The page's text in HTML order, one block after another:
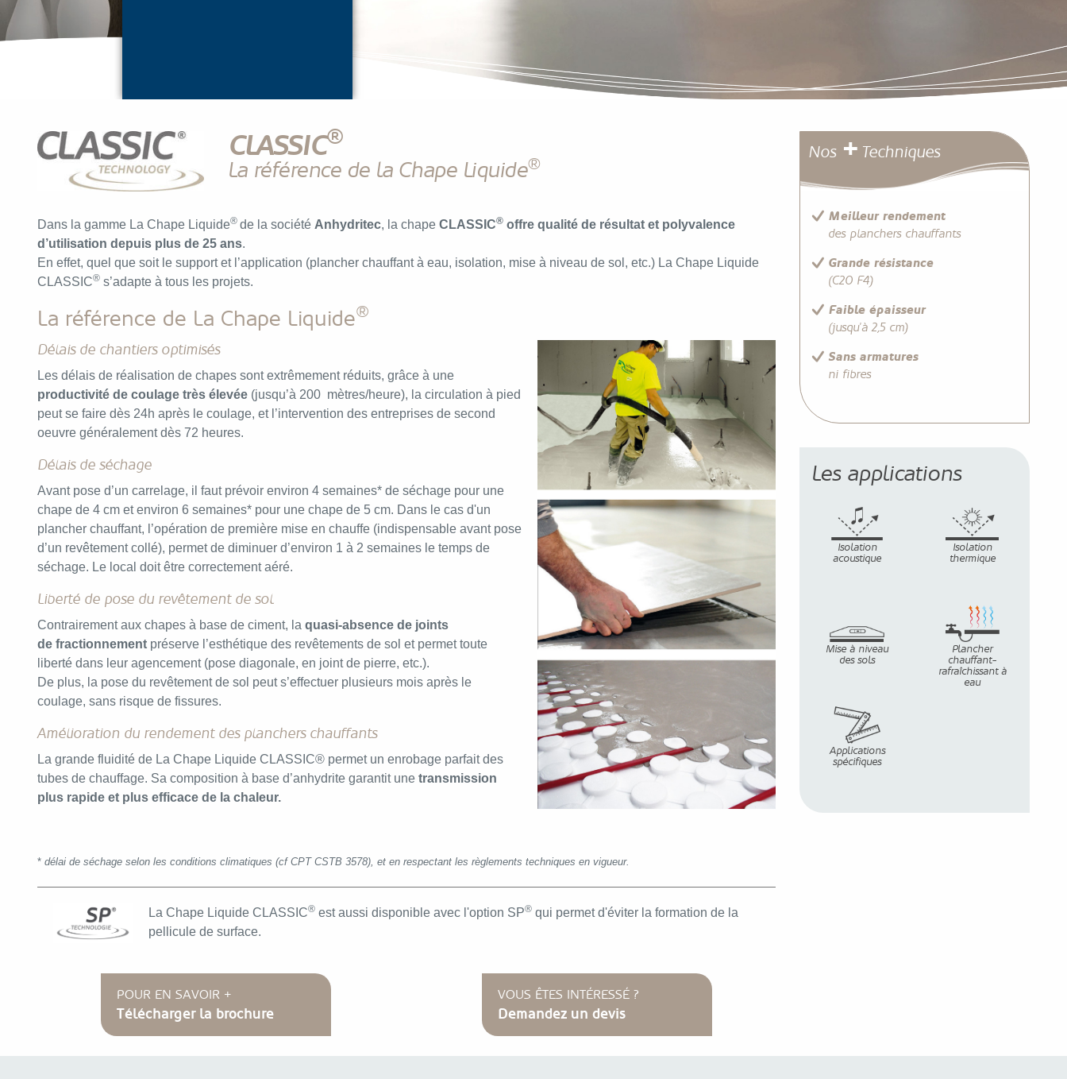
CLASSIC®
La référence de la Chape Liquide®
Dans la gamme La Chape Liquide® de la société Anhydritec, la chape CLASSIC® offre qualité de résultat et polyvalence
d’utilisation depuis plus de 25 ans.
En effet, quel que soit le support et l’application (plancher chauffant à eau, isolation, mise à niveau de sol, etc.) La Chape Liquide
CLASSIC® s’adapte à tous les projets.
La référence de La Chape Liquide®
Délais de chantiers optimisés
Les délais de réalisation de chapes sont extrêmement réduits, grâce à une
productivité de coulage très élevée (jusqu’à 200 mètres/heure), la circulation à pied
peut se faire dès 24h après le coulage, et l’intervention des entreprises de second
oeuvre généralement dès 72 heures.
Délais de séchage
Avant pose d’un carrelage, il faut prévoir environ 4 semaines* de séchage pour une
chape de 4 cm et environ 6 semaines* pour une chape de 5 cm. Dans le cas d'un
plancher chauffant, l’opération de première mise en chauffe (indispensable avant pose
d’un revêtement collé), permet de diminuer d’environ 1 à 2 semaines le temps de
séchage. Le local doit être correctement aéré.
Liberté de pose du revêtement de sol
Contrairement aux chapes à base de ciment, la quasi-absence de joints
de fractionnement préserve l’esthétique des revêtements de sol et permet toute
liberté dans leur agencement (pose diagonale, en joint de pierre, etc.).
De plus, la pose du revêtement de sol peut s’effectuer plusieurs mois après le
coulage, sans risque de fissures.
Amélioration du rendement des planchers chauffants
La grande fluidité de La Chape Liquide CLASSIC® permet un enrobage parfait des
tubes de chauffage. Sa composition à base d’anhydrite garantit une transmission
plus rapide et plus efficace de la chaleur.
* délai de séchage selon les conditions climatiques (cf CPT CSTB 3578), et en respectant les règlements techniques en vigueur.
La Chape Liquide CLASSIC® est aussi disponible avec l'option SP® qui permet d'éviter la formation de la
pellicule de surface.
POUR EN SAVOIR +
Télécharger la brochure
VOUS ÊTES INTÉRESSÉ ?
Demandez un devis
Nos + Techniques
Meilleur rendement
des planchers chauffants
Grande résistance
(C20 F4)
Faible épaisseur
(jusqu'à 2,5 cm)
Sans armatures
ni fibres
Les applications
Isolation
acoustique
Isolation
thermique
Mise à niveau
des sols
Plancher
chauffant-
rafraîchissant à
eau
Applications
spécifiques